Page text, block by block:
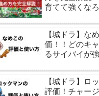
育てて強くなろ
【城ドラ】な
価！！どのキ
るサイバイが
【城ドラ】ロ
評価！チャー